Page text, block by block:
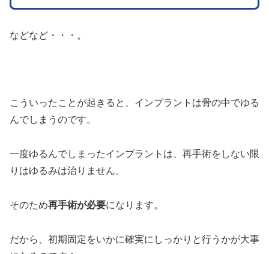
などなど・・・。
こういったことが起きると、インプラントは骨の中でゆる
んでしまうのです。
一度ゆるんでしまったインプラントは、再手術をしない限
りはゆるみは治りません。
そのため再手術が必要になります。
だから、初期固定をいかに確実にしっかりと行うかが大事